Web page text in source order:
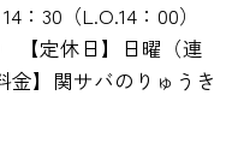
：30（L.O.14：00）
【定休日】日曜（連
金】関サバのりゅうき